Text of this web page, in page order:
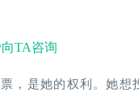
向TA咨询
，是她的权利。她